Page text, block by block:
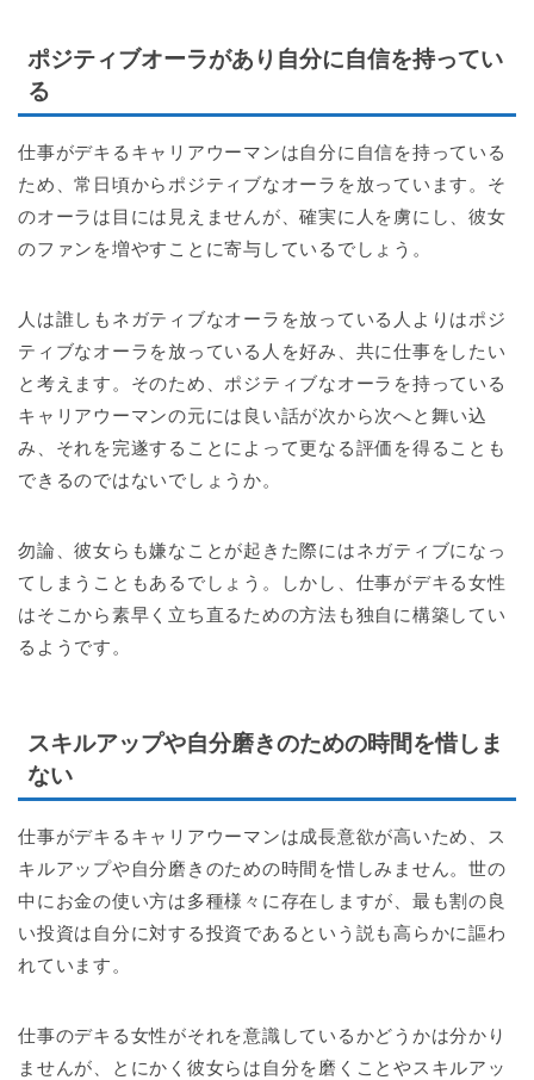
ポジティブオーラがあり自分に自信を持ってい
る
仕事がデキるキャリアウーマンは自分に自信を持っている
ため、常日頃からポジティブなオーラを放っています。そ
のオーラは目には見えませんが、確実に人を虜にし、彼女
のファンを増やすことに寄与しているでしょう。
人は誰しもネガティブなオーラを放っている人よりはポジ
ティブなオーラを放っている人を好み、共に仕事をしたい
と考えます。そのため、ポジティブなオーラを持っている
キャリアウーマンの元には良い話が次から次へと舞い込
み、それを完遂することによって更なる評価を得ることも
できるのではないでしょうか。
勿論、彼女らも嫌なことが起きた際にはネガティブになっ
てしまうこともあるでしょう。しかし、仕事がデキる女性
はそこから素早く立ち直るための方法も独自に構築してい
るようです。
スキルアップや自分磨きのための時間を惜しま
ない
仕事がデキるキャリアウーマンは成長意欲が高いため、ス
キルアップや自分磨きのための時間を惜しみません。世の
中にお金の使い方は多種様々に存在しますが、最も割の良
い投資は自分に対する投資であるという説も高らかに謳わ
れています。
仕事のデキる女性がそれを意識しているかどうかは分かり
ませんが、とにかく彼女らは自分を磨くことやスキルアッ